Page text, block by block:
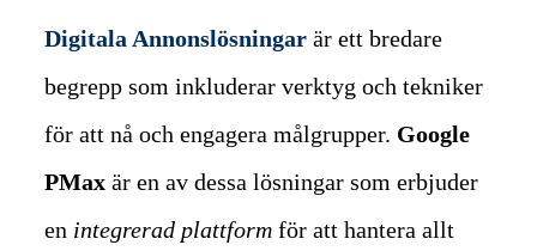
Digitala Annonslösningar är ett bredare
begrepp som inkluderar verktyg och tekniker
för att nå och engagera målgrupper. Google
PMax är en av dessa lösningar som erbjuder
en integrerad plattform för att hantera allt